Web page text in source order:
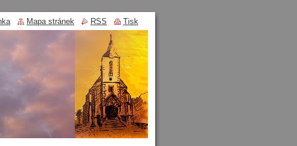
Mapa stránek RSS Tisk